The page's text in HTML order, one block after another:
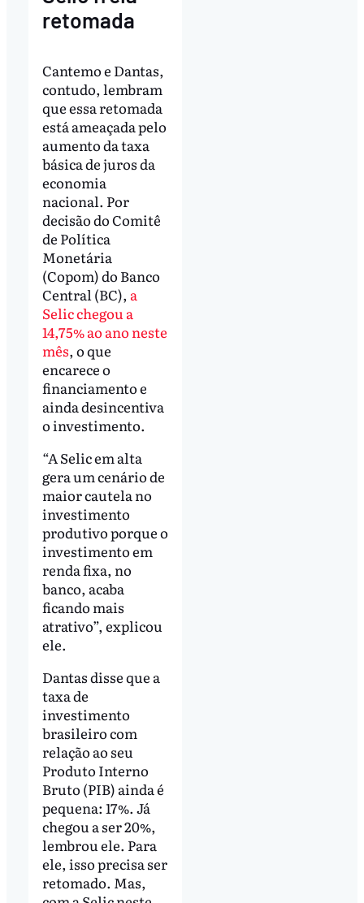
retomada
Cantemo e Dantas,
contudo, lembram
que essa retomada
está ameaçada pelo
aumento da taxa
básica de juros da
economia
nacional. Por
decisão do Comitê
de Política
Monetária
(Copom) do Banco
Central (BC), a
Selic chegou a
14,75% ao ano neste
mês, o que
encarece o
financiamento e
ainda desincentiva
o investimento.
“A Selic em alta
gera um cenário de
maior cautela no
investimento
produtivo porque o
investimento em
renda fixa, no
banco, acaba
ficando mais
atrativo”, explicou
ele.
Dantas disse que a
taxa de
investimento
brasileiro com
relação ao seu
Produto Interno
Bruto (PIB) ainda é
pequena: 17%. Já
chegou a ser 20%,
lembrou ele. Para
ele, isso precisa ser
retomado. Mas,